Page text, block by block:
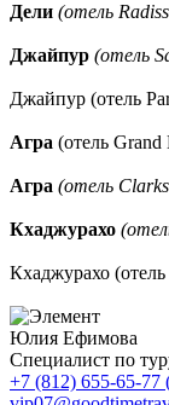
Дели (отель
Джайпур (отель
Джайпур (отель
Агра (отель
Агра (отель
Кхаджурахо
Кхаджурахо
Юлия Ефимова
Специалист по
+7 (812) 655-65-77